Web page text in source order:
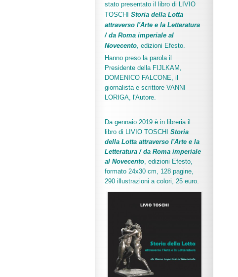
stato presentato il libro di LIVIO
TOSCHI Storia della Lotta
attraverso l'Arte e la Letteratura
/ da Roma imperiale al
Novecento, edizioni Efesto.
Hanno preso la parola il
Presidente della FIJLKAM,
DOMENICO FALCONE, il
giornalista e scrittore VANNI
LORIGA, l'Autore.
Da gennaio 2019 è in libreria il
libro di LIVIO TOSCHI Storia
della Lotta attraverso l'Arte e la
Letteratura / da Roma imperiale
al Novecento, edizioni Efesto,
formato 24x30 cm, 128 pagine,
290 illustrazioni a colori, 25 euro.